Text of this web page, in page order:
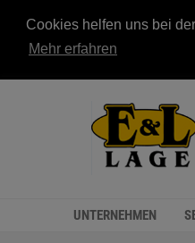
Cookies helfen uns bei
Mehr erfahren
UNTERNEHMEN